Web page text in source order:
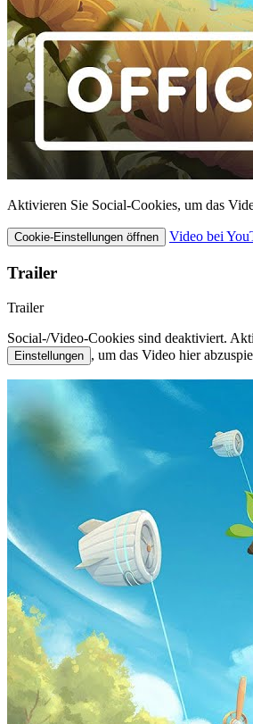
Aktivieren Sie Social-Cookies, um das
Cookie-Einstellungen öffnen Video bei
Trailer
Trailer
Social-/Video-Cookies sind deaktiviert.
Einstellungen , um das Video hier